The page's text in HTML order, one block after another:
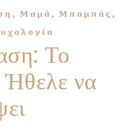
, Μαμά, Μπαμπάς,
Το
να